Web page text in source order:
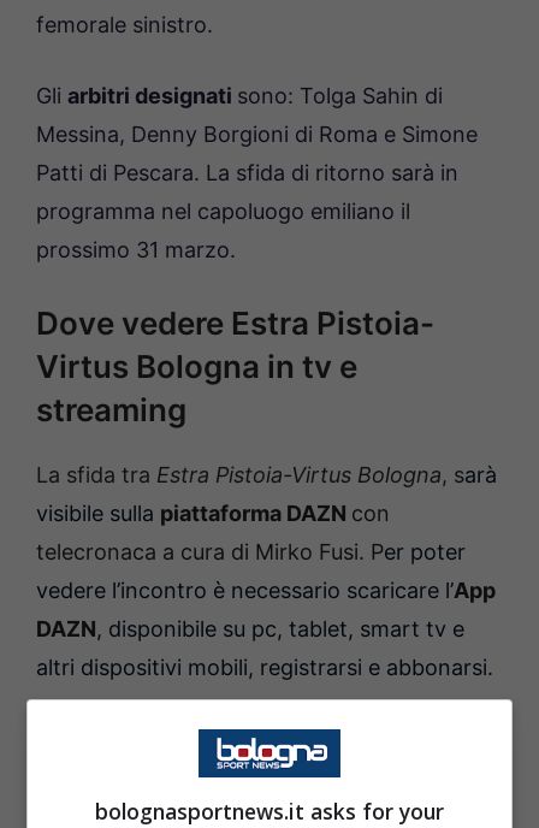
femorale sinistro.
Gli arbitri designati sono: Tolga Sahin di
Messina, Denny Borgioni di Roma e Simone
Patti di Pescara. La sfida di ritorno sarà in
programma nel capoluogo emiliano il
prossimo 31 marzo.
Dove vedere Estra Pistoia-
Virtus Bologna in tv e
streaming
La sfida tra Estra Pistoia-Virtus Bologna, sarà
visibile sulla piattaforma DAZN con
telecronaca a cura di Mirko Fusi. Per poter
vedere l’incontro è necessario scaricare l’App
DAZN, disponibile su pc, tablet, smart tv e
altri dispositivi mobili, registrarsi e abbonarsi.
bolognasportnews.it asks for your